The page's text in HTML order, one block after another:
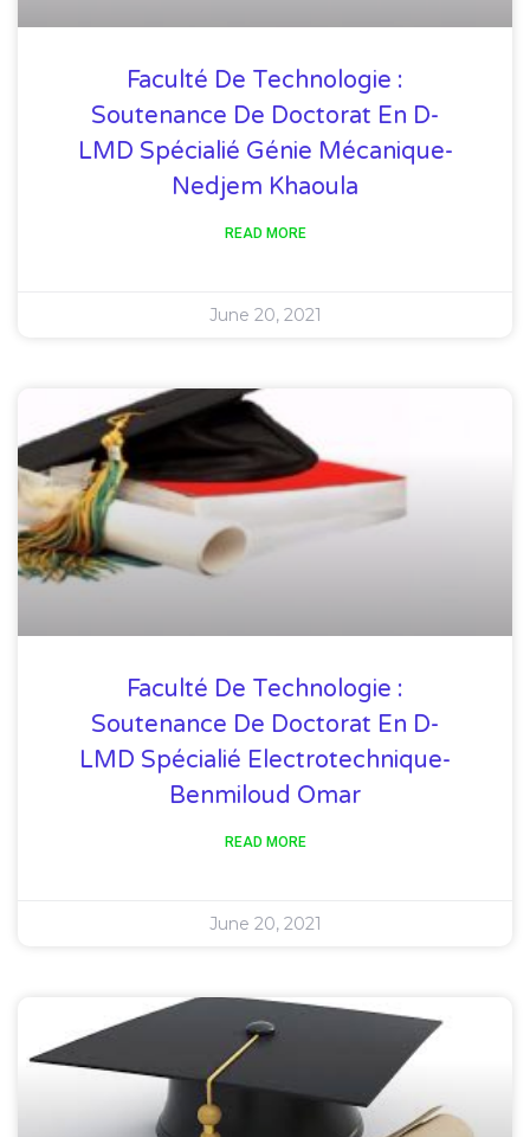
Faculté De Technologie :
Soutenance De Doctorat En D-
LMD Spécialié Génie Mécanique-
Nedjem Khaoula
READ MORE
June 20, 2021
Faculté De Technologie :
Soutenance De Doctorat En D-
LMD Spécialié Electrotechnique-
Benmiloud Omar
READ MORE
June 20, 2021